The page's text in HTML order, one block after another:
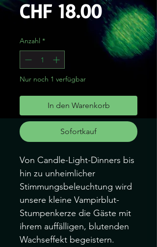
CHF 18.00Preis
Anzahl *
Nur noch 1 verfügbar
In den Warenkorb
Sofortkauf
Von Candle-Light-Dinners bis
hin zu unheimlicher
Stimmungsbeleuchtung wird
unsere kleine Vampirblut-
Stumpenkerze die Gäste mit
ihrem auffälligen, blutenden
Wachseffekt begeistern.